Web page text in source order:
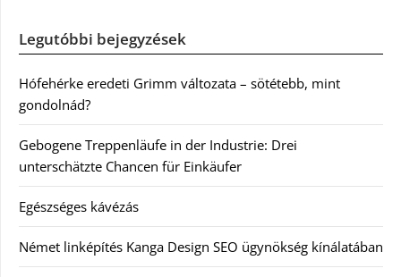
Legutóbbi bejegyzések
Hófehérke eredeti Grimm változata – sötétebb, mint
gondolnád?
Gebogene Treppenläufe in der Industrie: Drei
unterschätzte Chancen für Einkäufer
Egészséges kávézás
Német linképítés Kanga Design SEO ügynökség kínálatában